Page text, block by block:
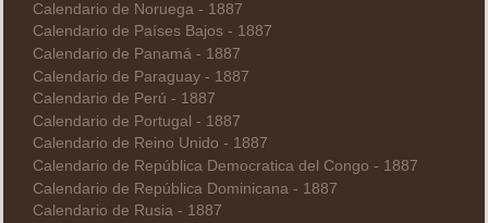
Calendario de Noruega - 1887
Calendario de Países Bajos - 1887
Calendario de Panamá - 1887
Calendario de Paraguay - 1887
Calendario de Perú - 1887
Calendario de Portugal - 1887
Calendario de Reino Unido - 1887
Calendario de República Democratica del Congo - 1887
Calendario de República Dominicana - 1887
Calendario de Rusia - 1887